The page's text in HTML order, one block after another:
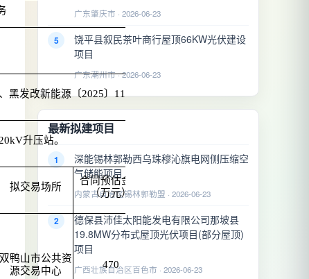
黑发改新能源〔2025〕1132 号
升压站。
拟交易场所
合同预估金额
（万元）
双鸭山市公共资
源交易中心
470
广东肇庆市 · 2026-06-23
5
饶平县叙民茶叶商行屋顶66KW光伏建设
项目
广东潮州市 · 2026-06-23
最新拟建项目
1
深能锡林郭勒西乌珠穆沁旗电网侧压缩空
气储能项目
内蒙古自治区锡林郭勒盟 · 2026-06-23
2
德保县沛佳太阳能发电有限公司那坡县
19.8MW分布式屋顶光伏项目(部分屋顶)
项目
广西壮族自治区百色市 · 2026-06-23